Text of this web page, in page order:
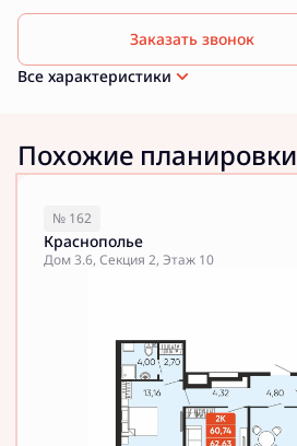
Заказать звонок
Все характеристики
Похожие планировки
№ 162
Краснополье
Дом 3.6, Секция 2, Этаж 10